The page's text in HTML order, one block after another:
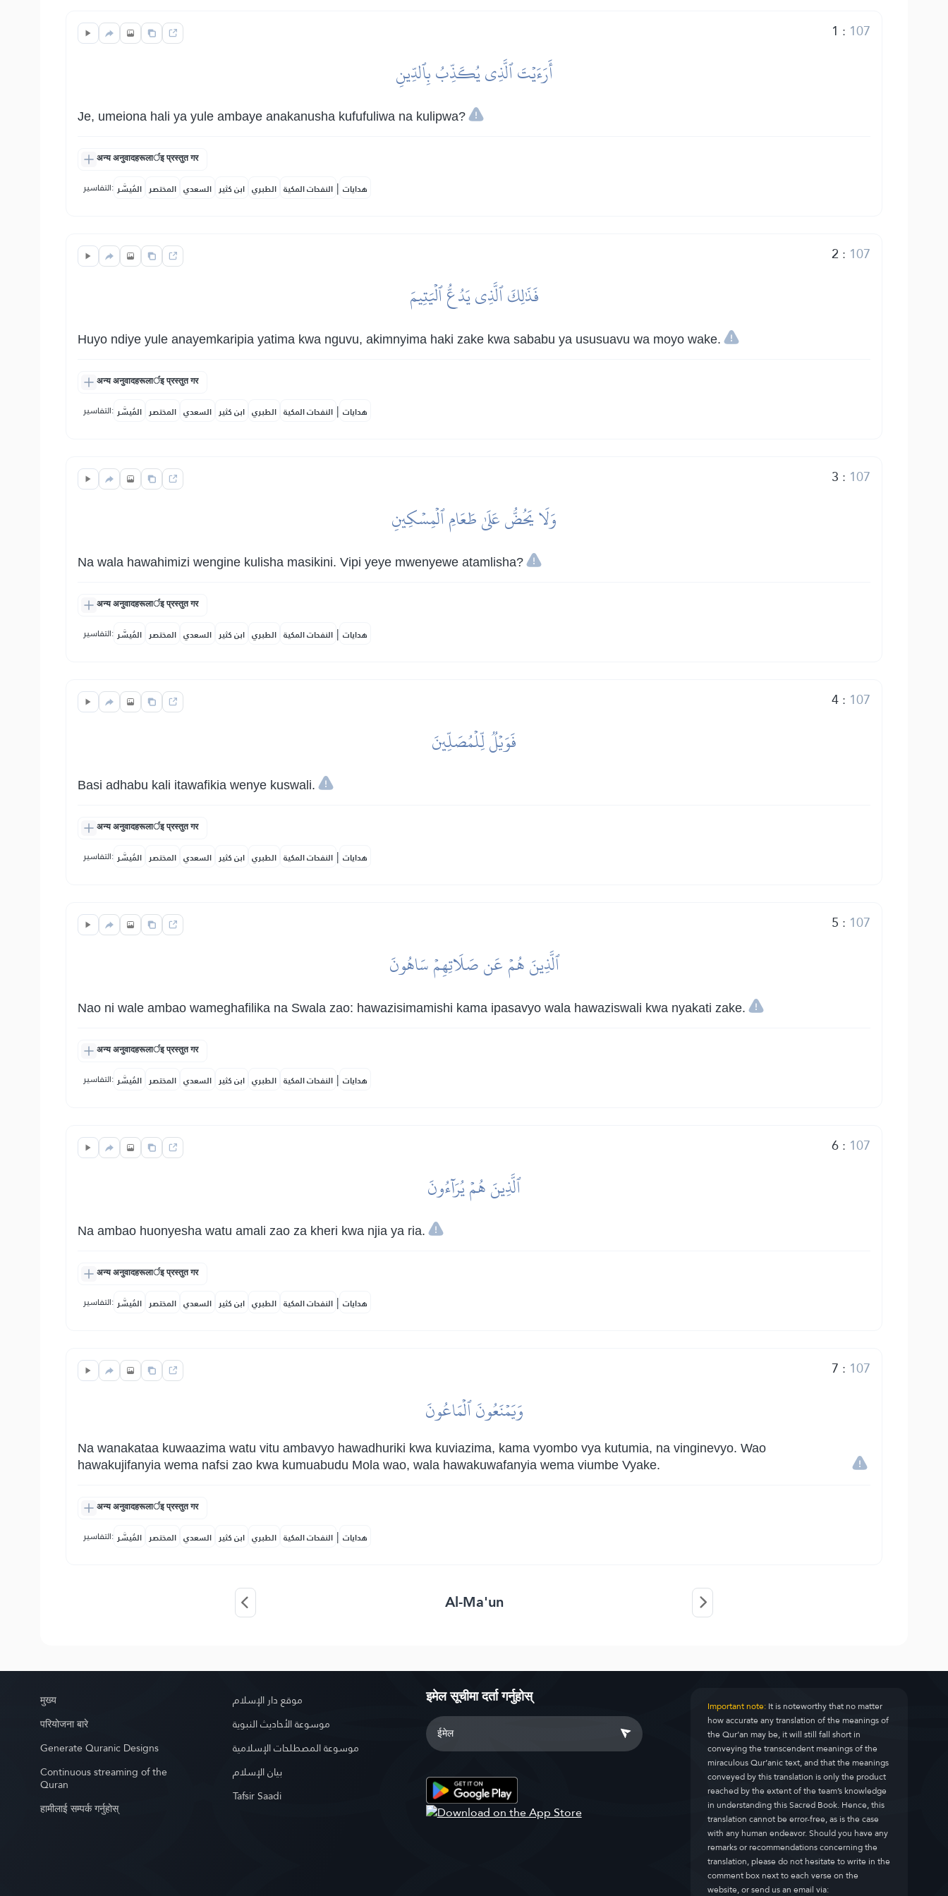
1 : 107
أَرَءَيۡتَ ٱلَّذِي يُكَذِّبُ بِٱلدِّينِ
Je, umeiona hali ya yule ambaye anakanusha kufufuliwa na kulipwa?
अन्य अनुवादहरूलार्इ प्रस्तुत गर
التفاسير: المُيسَّر المختصر السعدي ابن كثير الطبري النفحات المكية | هدايات
2 : 107
فَذَٰلِكَ ٱلَّذِي يَدُعُّ ٱلۡيَتِيمَ
Huyo ndiye yule anayemkaripia yatima kwa nguvu, akimnyima haki zake kwa sababu ya ususuavu wa moyo wake.
अन्य अनुवादहरूलार्इ प्रस्तुत गर
التفاسير: المُيسَّر المختصر السعدي ابن كثير الطبري النفحات المكية | هدايات
3 : 107
وَلَا يَحُضُّ عَلَىٰ طَعَامِ ٱلۡمِسۡكِينِ
Na wala hawahimizi wengine kulisha masikini. Vipi yeye mwenyewe atamlisha?
अन्य अनुवादहरूलार्इ प्रस्तुत गर
التفاسير: المُيسَّر المختصر السعدي ابن كثير الطبري النفحات المكية | هدايات
4: 107
فَوَيۡلٞ لِّلۡمُصَلِّينَ
Basi adhabu kali itawafikia wenye kuswali.
अन्य अनुवादहरूलार्इ प्रस्तुत गर
التفاسير: المُيسَّر المختصر السعدي ابن كثير الطبري النفحات المكية | هدايات
5 : 107
ٱلَّذِينَ هُمۡ عَن صَلَاتِهِمۡ سَاهُونَ
Nao ni wale ambao wameghafilika na Swala zao: hawazisimamishi kama ipasavyo wala hawaziswali kwa nyakati zake.
अन्य अनुवादहरूलार्इ प्रस्तुत गर
التفاسير: المُيسَّر المختصر السعدي ابن كثير الطبري النفحات المكية | هدايات
6: 107
ٱلَّذِينَ هُمۡ يُرَآءُونَ
Na ambao huonyesha watu amali zao za kheri kwa njia ya ria.
अन्य अनुवादहरूलार्इ प्रस्तुत गर
التفاسير: المُيسَّر المختصر السعدي ابن كثير الطبري النفحات المكية | هدايات
7 : 107
وَيَمۡنَعُونَ ٱلۡمَاعُونَ
Na wanakataa kuwaazima watu vitu ambavyo hawadhuriki kwa kuviazima, kama vyombo vya kutumia, na vinginevyo. Wao
hawakujifanyia wema nafsi zao kwa kumuabudu Mola wao, wala hawakuwafanyia wema viumbe Vyake.
अन्य अनुवादहरूलार्इ प्रस्तुत गर
التفاسير: المُيسَّر المختصر السعدي ابن كثير الطبري النفحات المكية | هدايات
Al-Ma'un
मुख्य
परियोजना बारे
Generate Quranic Designs
Continuous streaming of the
Quran
हामीलाई सम्पर्क गर्नुहोस्
موقع دار الإسلام
موسوعة الأحاديث النبوية
موسوعة المصطلحات الإسلامية
بيان الإسلام
Tafsir Saadi
इमेल सूचीमा दर्ता गर्नुहोस् Important note:It is noteworthy that no matter
how accurate any translation of the meanings of
the Qur’an may be, it will still fall short in
conveying the transcendent meanings of the
miraculous Qur’anic text, and that the meanings
conveyed by this translation is only the product
reached by the extent of the team’s knowledge
in understanding this Sacred Book. Hence, this
translation cannot be error-free, as is the case
with any human endeavor. Should you have any
remarks or recommendations concerning the
translation, please do not hesitate to write in the
comment box next to each verse on the
website, or send us an email via: